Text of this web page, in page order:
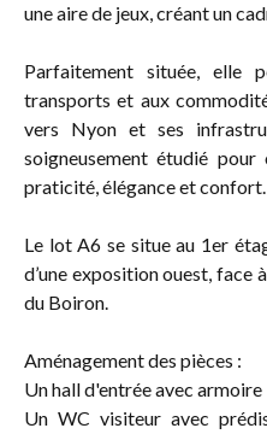
une aire de jeux, créant un
Parfaitement située, elle
transports et aux
vers Nyon et ses
soigneusement étudié
praticité, élégance et confort.
Le lot A6 se situe au 1er
d’une exposition ouest, face
du Boiron.
Aménagement des pièces :
Un hall d'entrée avec armoire
Un WC visiteur avec